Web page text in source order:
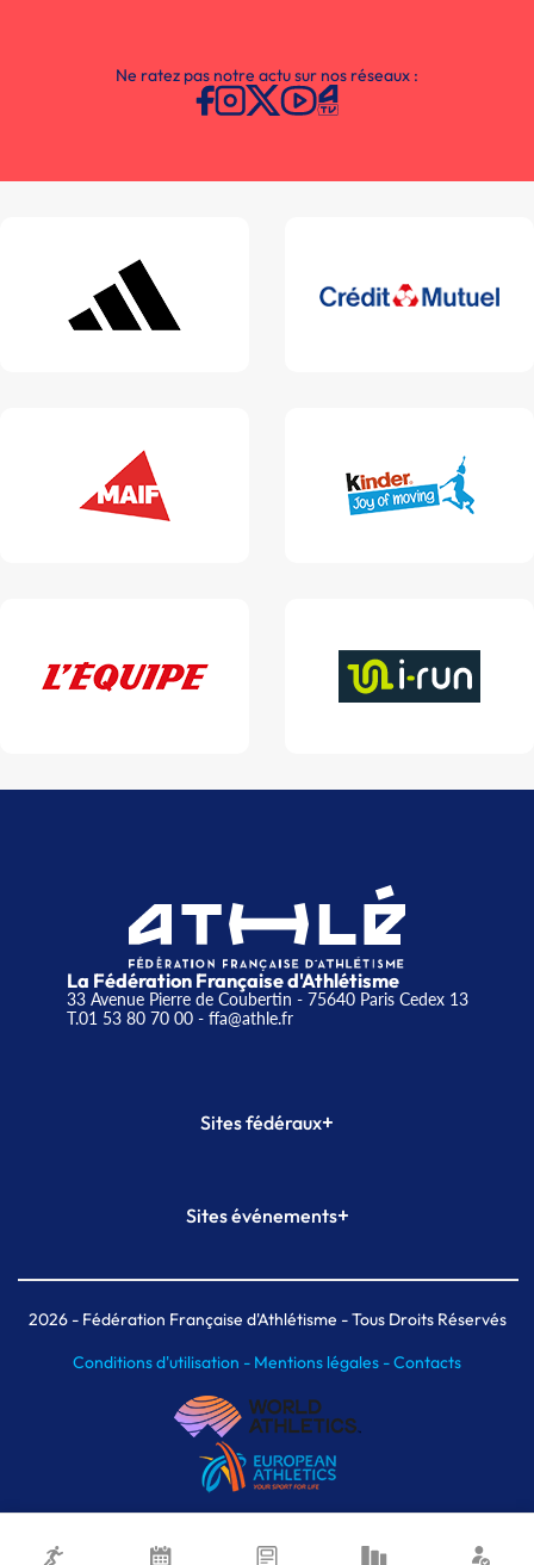
Ne ratez pas notre actu sur nos réseaux :
La Fédération Française d'Athlétisme
33 Avenue Pierre de Coubertin - 75640 Paris Cedex 13
T.01 53 80 70 00- ffa@athle.fr
Sites fédéraux+
Plateforme Formation
Sites événements+
Meeting de Paris indoor
MAIF Ekiden de Paris
2026- Fédération Française d'Athlétisme - Tous Droits Réservés
Conditions d'utilisation - Mentions légales -Contacts